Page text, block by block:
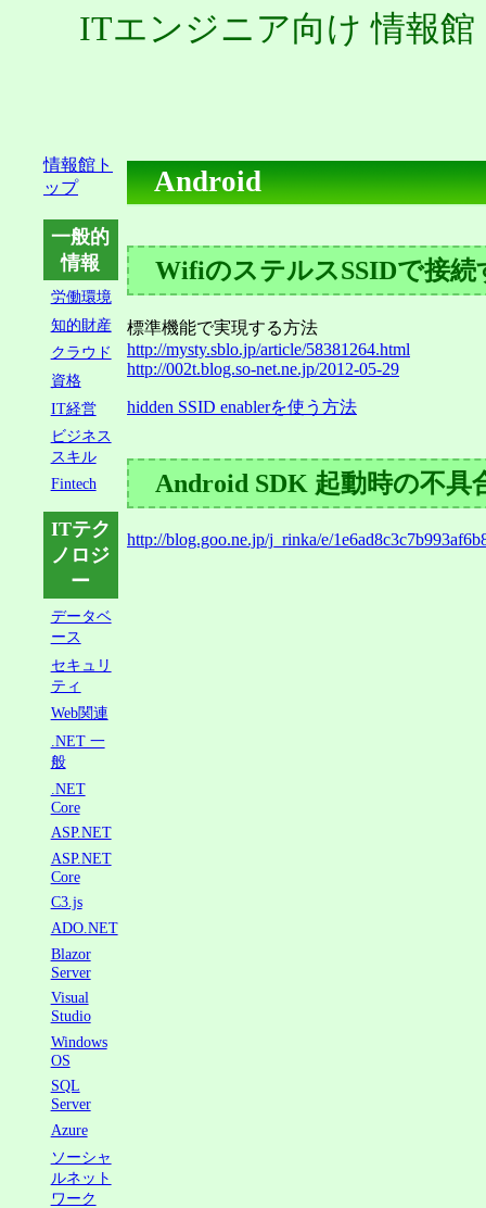
ITエンジニア向け 情報館
情報館ト
ップ
一般的
情報
労働環境
知的財産
クラウド
資格
IT経営
ビジネス
スキル
Fintech
ITテク
ノロジ
ー
データベ
ース
セキュリ
ティ
Web関連
.NET 一
般
.NET
Core
ASP.NET
ASP.NET
Core
C3.js
ADO.NET
Blazor
Server
Visual
Studio
Windows
OS
SQL
Server
Azure
ソーシャ
ルネット
ワーク
Android
WifiのステルスSSIDで接続
標準機能で実現する方法
http://mysty.sblo.jp/article/58381264.html
http://002t.blog.so-net.ne.jp/2012-05-29
hidden SSID enablerを使う方法
Android SDK 起動時の不具
http://blog.goo.ne.jp/j_rinka/e/